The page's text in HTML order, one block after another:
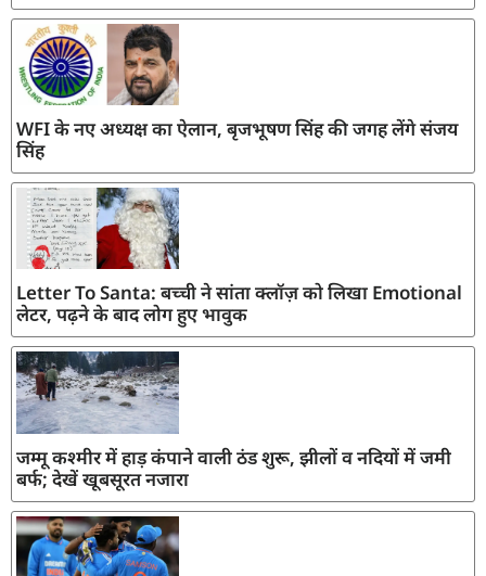
WFI के नए अध्यक्ष का ऐलान, बृजभूषण सिंह की जगह लेंगे संजय
सिंह
Letter To Santa: बच्ची ने सांता क्लॉज़ को लिखा Emotional
लेटर, पढ़ने के बाद लोग हुए भावुक
जम्मू कश्मीर में हाड़ कंपाने वाली ठंड शुरू, झीलों व नदियों में जमी
बर्फ; देखें खूबसूरत नजारा